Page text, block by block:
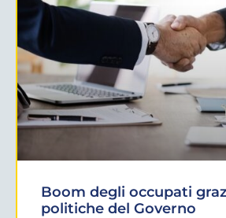
Boom degli occupati
politiche del Governo